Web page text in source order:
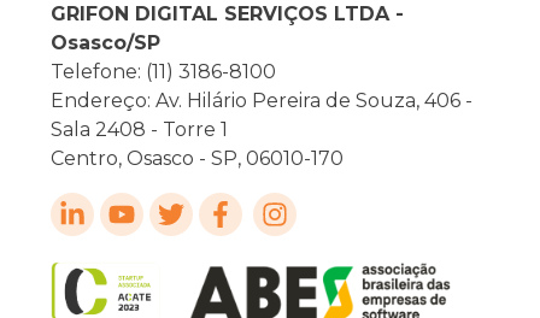
GRIFON DIGITAL SERVIÇOS LTDA -
Osasco/SP
Telefone: (11) 3186-8100
Endereço: Av. Hilário Pereira de Souza, 406 -
Sala 2408 - Torre 1
Centro, Osasco - SP, 06010-170